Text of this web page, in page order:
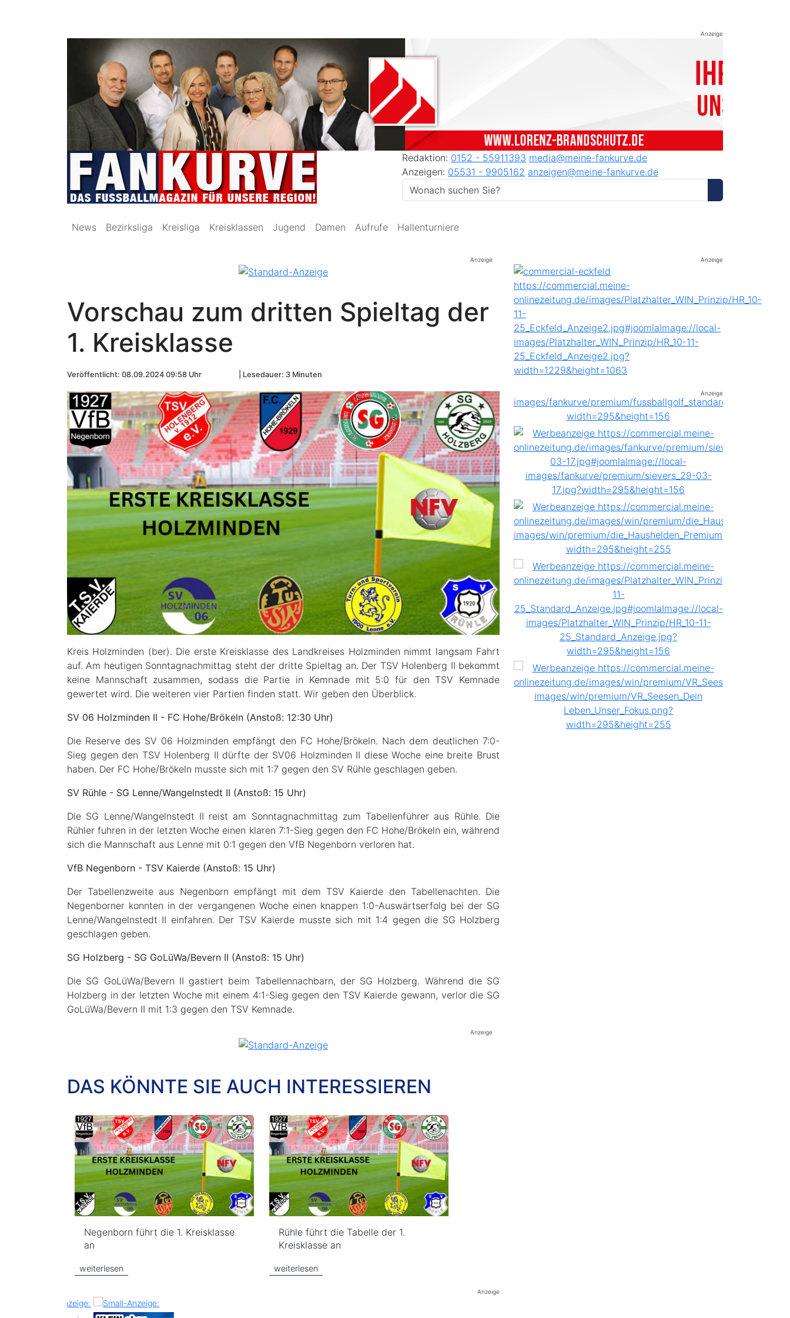
Anzeige
Redaktion: 0152 - 55911393 media@meine-fankurve.de
Anzeigen: 05531 - 9905162 anzeigen@meine-fankurve.de
News Bezirksliga Kreisliga Kreisklassen Jugend Damen Aufrufe Hallenturniere
Anzeige
Vorschau zum dritten Spieltag der
1. Kreisklasse
Veröffentlicht: 08.09.2024 09:58 Uhr Lesedauer: 3 Minuten
Kreis Holzminden (ber). Die erste Kreisklasse des Landkreises Holzminden nimmt langsam Fahrt
auf. Am heutigen Sonntagnachmittag steht der dritte Spieltag an. Der TSV Holenberg II bekommt
keine Mannschaft zusammen, sodass die Partie in Kemnade mit 5:0 für den TSV Kemnade
gewertet wird. Die weiteren vier Partien finden statt. Wir geben den Überblick.
SV 06 Holzminden II - FC Hohe/Brökeln (Anstoß: 12:30 Uhr)
Die Reserve des SV 06 Holzminden empfängt den FC Hohe/Brökeln. Nach dem deutlichen 7:0-
Sieg gegen den TSV Holenberg II dürfte der SV06 Holzminden II diese Woche eine breite Brust
haben. Der FC Hohe/Brökeln musste sich mit 1:7 gegen den SV Rühle geschlagen geben.
SV Rühle - SG Lenne/Wangelnstedt II (Anstoß: 15 Uhr)
Die SG Lenne/Wangelnstedt II reist am Sonntagnachmittag zum Tabellenführer aus Rühle. Die
Rühler fuhren in der letzten Woche einen klaren 7:1-Sieg gegen den FC Hohe/Brökeln ein, während
sich die Mannschaft aus Lenne mit 0:1 gegen den VfB Negenborn verloren hat.
VfB Negenborn - TSV Kaierde (Anstoß: 15 Uhr)
Der Tabellenzweite aus Negenborn empfängt mit dem TSV Kaierde den Tabellenachten. Die
Negenborner konnten in der vergangenen Woche einen knappen 1:0-Auswärtserfolg bei der SG
Lenne/Wangelnstedt II einfahren. Der TSV Kaierde musste sich mit 1:4 gegen die SG Holzberg
geschlagen geben.
SG Holzberg - SG GoLüWa/Bevern II (Anstoß: 15 Uhr)
Die SG GoLüWa/Bevern II gastiert beim Tabellennachbarn, der SG Holzberg. Während die SG
Holzberg in der letzten Woche mit einem 4:1-Sieg gegen den TSV Kaierde gewann, verlor die SG
GoLüWa/Bevern II mit 1:3 gegen den TSV Kemnade.
Anzeige
DAS KÖNNTE SIE AUCH INTERESSIEREN
Negenborn führt die 1. Kreisklasse
an
weiterlesen
Rühle führt die Tabelle der 1.
Kreisklasse an
weiterlesen
Anzeige
Anzeige
Anzeige